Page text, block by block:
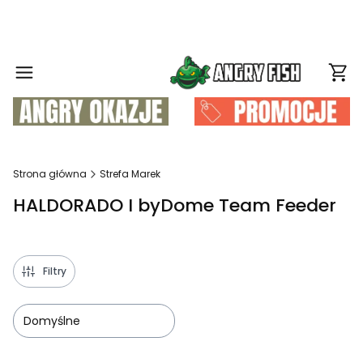
Strona główna Strefa Marek
HALDORADO I byDome Team Feeder
Filtry
Domyślne